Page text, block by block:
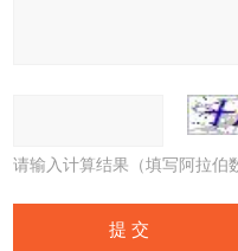
请输入计算结果（填写阿拉伯